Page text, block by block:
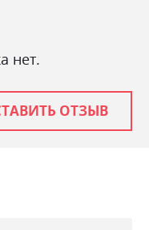
матрасов,
нагрузка на
- ткань
fabric"с
Real Silk;2)Trio-
Double sky foam
слой
из
нет.
ОТЗЫВ